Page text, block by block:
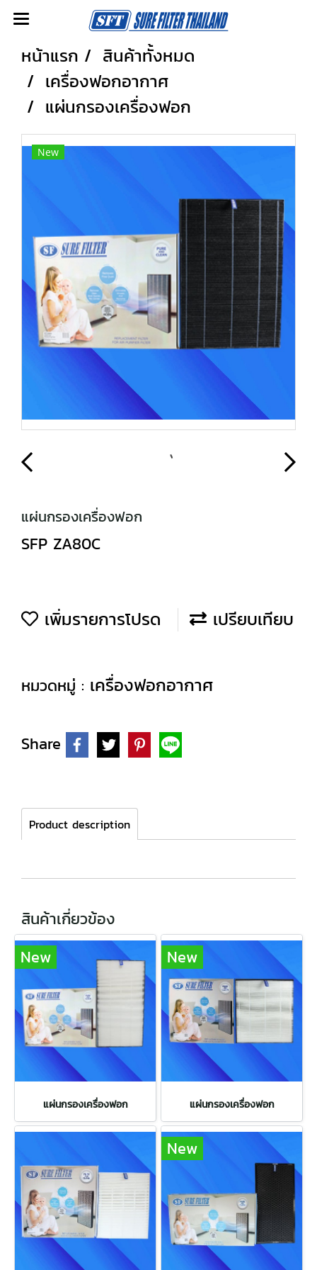
หน้าแรก
สินค้าทั้งหมด
เครื่องฟอกอากาศ
แผ่นกรองเครื่องฟอก
New
แผ่นกรองเครื่องฟอก
SFP ZA80C
เพิ่มรายการโปรด เปรียบเทียบ
หมวดหมู่ : เครื่องฟอกอากาศ
Share
Product description
สินค้าเกี่ยวข้อง
New
แผ่นกรองเครื่องฟอก
New
แผ่นกรองเครื่องฟอก
New